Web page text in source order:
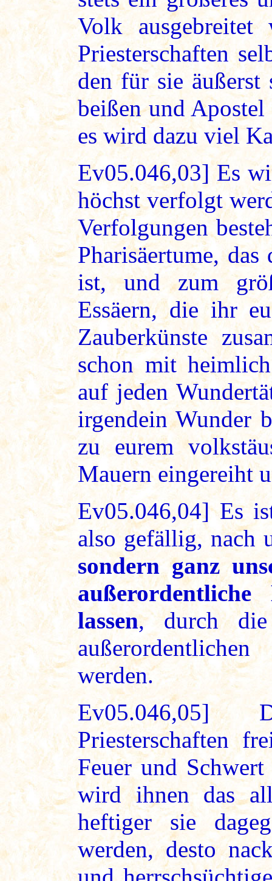
Volk
Priesterschaften
den für sie äußerst
beißen und
es wird dazu viel
Ev05.046,03] Es
höchst verfolgt
Verfolgungen
Pharisäertume,
ist, und zum
Essäern, die ihr
Zauberkünste
schon mit
auf jeden
irgendein Wunder
zu eurem
Mauern eingereiht
Ev05.046,04] Es
also gefällig, nach
sondern ganz
lassen, durch
werden.
Ev05.046,05]
Priesterschaften
Feuer und
wird ihnen das
heftiger sie
werden, desto